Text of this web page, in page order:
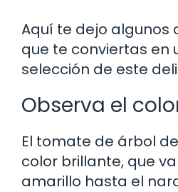
Aquí te dejo algunos
que te conviertas en
selección de este
Observa el
El tomate de árbol
color brillante, que
amarillo hasta el